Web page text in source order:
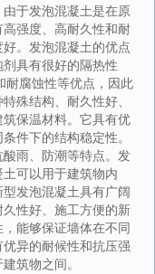
于发泡混凝土是在原
强度、高耐久性和耐
。发泡混凝土的优点
具有很好的隔热性
腐蚀性等优点，因此
殊结构、耐久性好、
保温材料。它具有优
件下的结构稳定性。
雨、防潮等特点。发
可以用于建筑物内
发泡混凝土具有广阔
性好、施工方便的新
能够保证墙体在不同
异的耐候性和抗压强
筑物之间。